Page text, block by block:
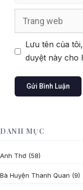
Lưu tên của
duyệt này cho
DANH MỤC
Anh Thơ (58)
Bà Huyện Thanh Quan (9)